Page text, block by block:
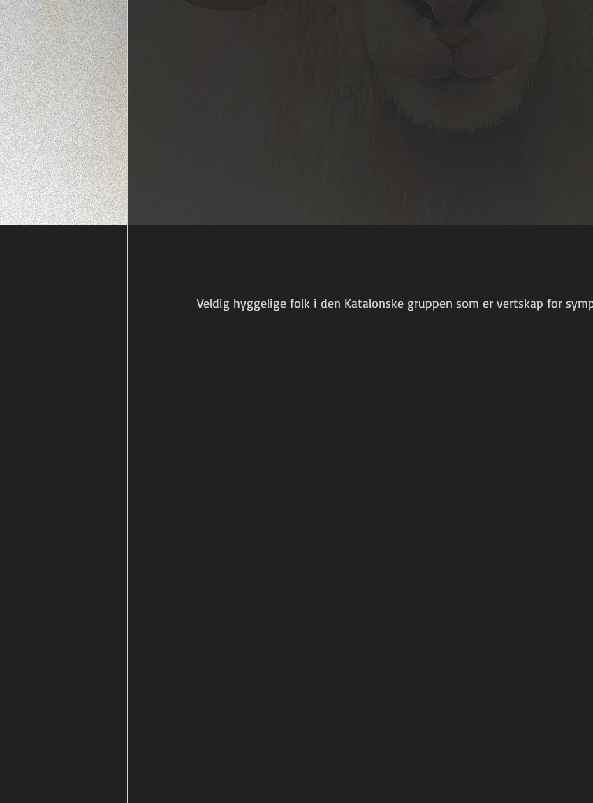
Veldig hyggelige folk i den Katalonske gruppen som er vertskap for